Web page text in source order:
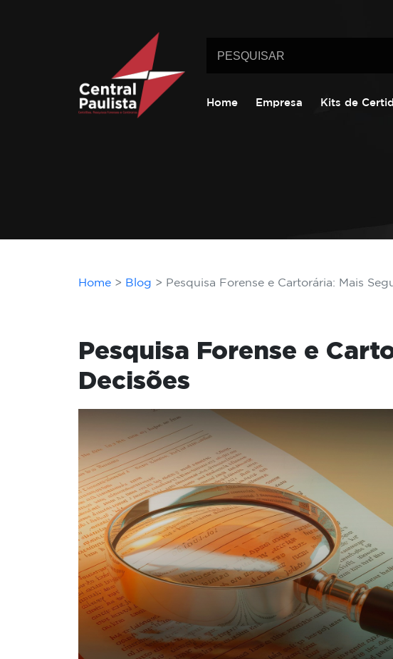
Home Empresa Kits de
Home Blog Pesquisa Forense e Cartorária: Mais
Pesquisa Forense e
Decisões